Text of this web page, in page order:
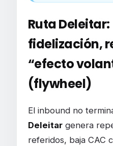
RutaDeleitar:
fidelización,
“efecto
(flywheel)
El inbound no
Deleitargenera
referidos, baja CAC